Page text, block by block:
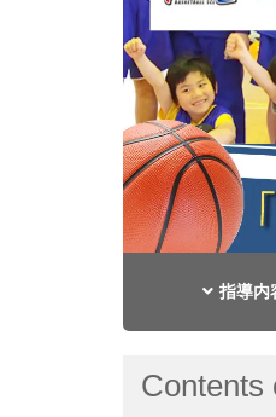
指導内
Contents